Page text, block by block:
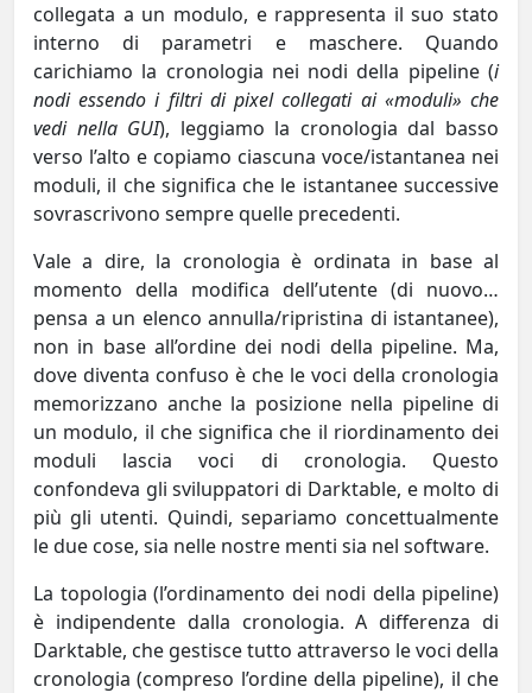
collegata a un modulo, e rappresenta il suo stato
interno di parametri e maschere. Quando
carichiamo la cronologia nei nodi della pipeline (i
nodi essendo i filtri di pixel collegati ai «moduli» che
vedi nella GUI), leggiamo la cronologia dal basso
verso l’alto e copiamo ciascuna voce/istantanea nei
moduli, il che significa che le istantanee successive
sovrascrivono sempre quelle precedenti.
Vale a dire, la cronologia è ordinata in base al
momento della modifica dell’utente (di nuovo…
pensa a un elenco annulla/ripristina di istantanee),
non in base all’ordine dei nodi della pipeline. Ma,
dove diventa confuso è che le voci della cronologia
memorizzano anche la posizione nella pipeline di
un modulo, il che significa che il riordinamento dei
moduli lascia voci di cronologia. Questo
confondeva gli sviluppatori di Darktable, e molto di
più gli utenti. Quindi, separiamo concettualmente
le due cose, sia nelle nostre menti sia nel software.
La topologia (l’ordinamento dei nodi della pipeline)
è indipendente dalla cronologia. A differenza di
Darktable, che gestisce tutto attraverso le voci della
cronologia (compreso l’ordine della pipeline), il che